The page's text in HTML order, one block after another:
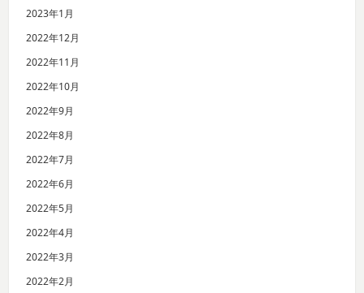
2023年1月
2022年12月
2022年11月
2022年10月
2022年9月
2022年8月
2022年7月
2022年6月
2022年5月
2022年4月
2022年3月
2022年2月